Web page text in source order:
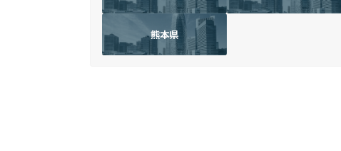
熊本県